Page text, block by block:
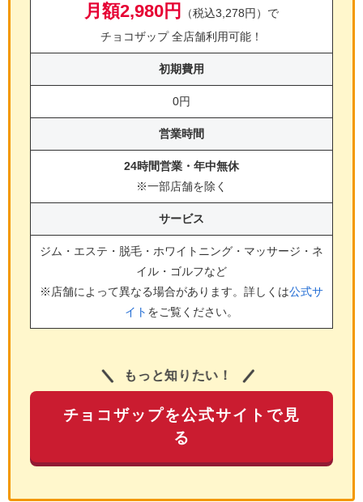
月額2,980円
（税込3,278円）で
チョコザップ 全店舗利用可能！
初期費用
0円
営業時間
24時間営業・年中無休
※一部店舗を除く
サービス
ジム・エステ・脱毛・ホワイトニング・マッサージ・ネ
イル・ゴルフなど
※店舗によって異なる場合があります。詳しくは公式サ
イト をご覧ください。
もっと知りたい！
チョコザップを公式サイトで見
る